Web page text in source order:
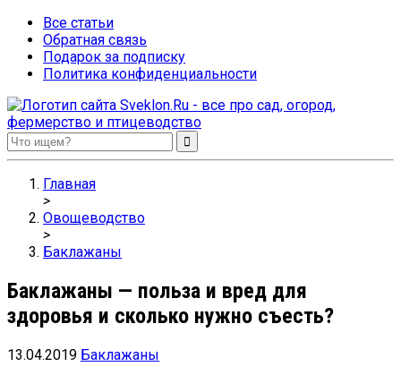
Все статьи
Обратная связь
Подарок за подписку
Политика конфиденциальности
Sveklon.Ru – все про сад, огород, фермерство и птицеводство
Главная
>
Овощеводство
>
Баклажаны
Баклажаны — польза и вред для
здоровья и сколько нужно съесть?
13.04.2019 Баклажаны